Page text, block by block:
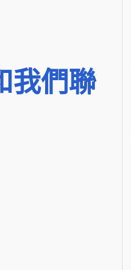
我們聯